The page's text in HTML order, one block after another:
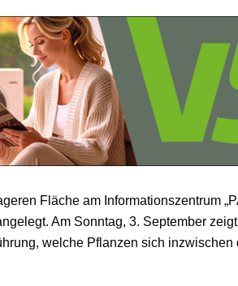
Fläche am Informationszentrum
Am Sonntag, 3. September
welche Pflanzen sich inzwischen